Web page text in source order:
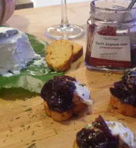
Apéritif à déguster